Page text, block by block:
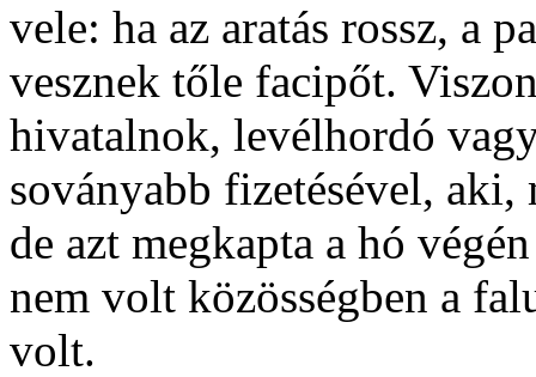
vele: ha az aratás rossz, a
vesznek tőle facipőt.
hivatalnok, levélhordó
soványabb fizetésével,
de azt megkapta a hó
nem volt közösségben a
volt.